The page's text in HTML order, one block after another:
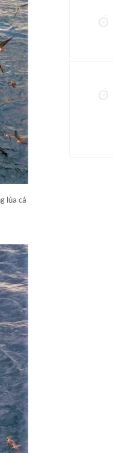
lùa cá